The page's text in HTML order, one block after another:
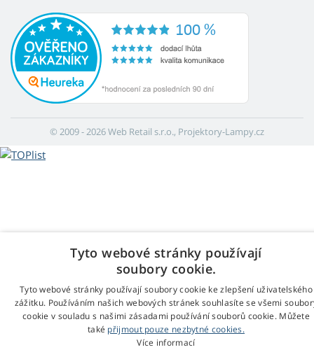
© 2009 - 2026 Web Retail s.r.o., Projektory-Lampy.cz
Tyto webové stránky používají
soubory cookie.
Tyto webové stránky používají soubory cookie ke zlepšení uživatelského
zážitku. Používáním našich webových stránek souhlasíte se všemi
cookie v souladu s našimi zásadami používání souborů cookie. Můžete
také přijmout pouze nezbytné cookies.
Více informací